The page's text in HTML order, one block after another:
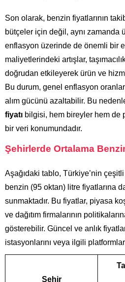
Son olarak, benzin fiyatlarının
bütçeler için değil, aynı zamanda
enflasyon üzerinde de önemli bir
maliyetlerindeki artışlar,
doğrudan etkileyerek ürün ve
Bu durum, genel enflasyon
alım gücünü azaltabilir. Bu
fiyatı bilgisi, hem bireyler hem de
bir veri konumundadır.
Şehirlerde Ortalama
Aşağıdaki tablo, Türkiye’nin
benzin (95 oktan) litre fiyatlarına
sunmaktadır. Bu fiyatlar, piyasa
ve dağıtım firmalarının
gösterebilir. Güncel ve anlık
istasyonlarını veya ilgili
Şehir